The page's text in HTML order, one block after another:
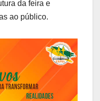
da feira e
ao público.